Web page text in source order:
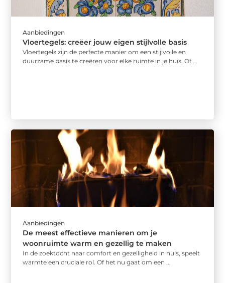
Aanbiedingen
Vloertegels: creëer jouw eigen stijlvolle basis
Vloertegels zijn de perfecte manier om een stijlvolle en
duurzame basis te creëren voor elke ruimte in je huis. Of ...
Aanbiedingen
De meest effectieve manieren om je
woonruimte warm en gezellig te maken
In de zoektocht naar comfort en gezelligheid in huis, speelt
warmte een cruciale rol. Of het nu gaat om een ...